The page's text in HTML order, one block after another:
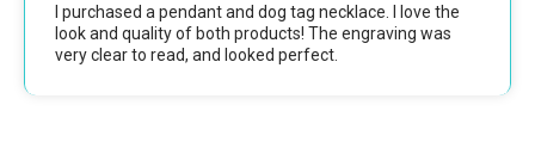
I purchased a pendant and dog tag necklace. I love the
look and quality of both products! The engraving was
very clear to read, and looked perfect.